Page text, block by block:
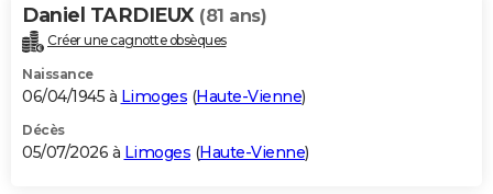
Alimentation
Guide de la santé
Maladies
Médicaments
Sommeil
VOYAGE
Destinations
City break
Voyage nature
Voyage de noces
Forum
Climat
+PHOTO
GUIDES D'ACHAT
BONS PLANS
Daniel TARDIEUX (81 ans)
Créer une cagnotte obsèques
Naissance
06/04/1945 à Limoges (Haute-Vienne)
Décès
05/07/2026 à Limoges (Haute-Vienne)